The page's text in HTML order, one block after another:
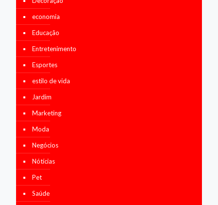
economia
Educação
Entretenimento
Esportes
estilo de vida
Jardim
Marketing
Moda
Negócios
Nótícias
Pet
Saúde